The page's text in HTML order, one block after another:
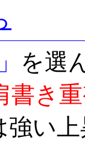
を選
書き
強い